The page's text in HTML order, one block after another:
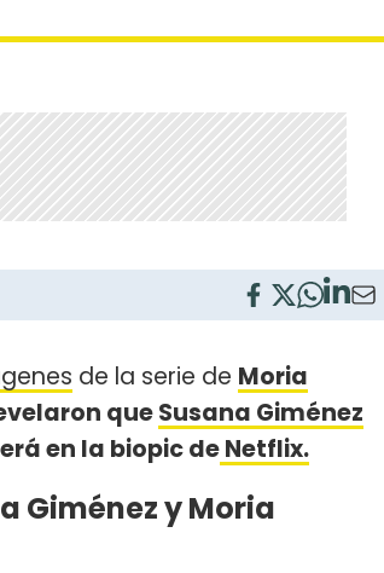
de la serie de Moria
queSusana Giménez
en la biopic deNetflix.
Giménez y Moria